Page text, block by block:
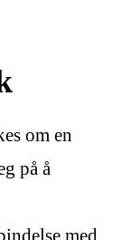
om en
på å